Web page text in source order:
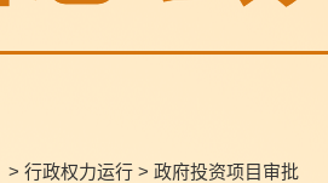
> 行政权力运行 > 政府投资项目审批